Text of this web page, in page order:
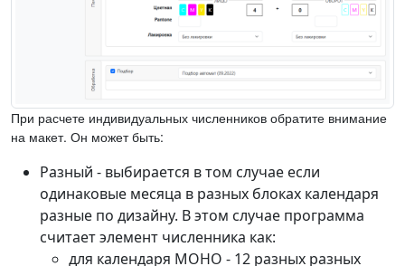
При расчете индивидуальных численников обратите внимание
на макет. Он может быть:
Разный - выбирается в том случае если
одинаковые месяца в разных блоках календаря
разные по дизайну. В этом случае программа
считает элемент численника как:
для календаря МОНО - 12 разных разных